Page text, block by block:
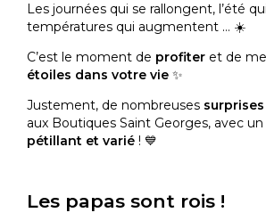
Les journées qui se rallongent, l’été
températures qui augmentent … ☀️
C’est le moment de profiter et de
étoiles dans votre vie ✨
Justement, de nombreuses surprises
aux Boutiques Saint Georges, avec un
pétillant et varié ! 💙
Les papas sont rois !